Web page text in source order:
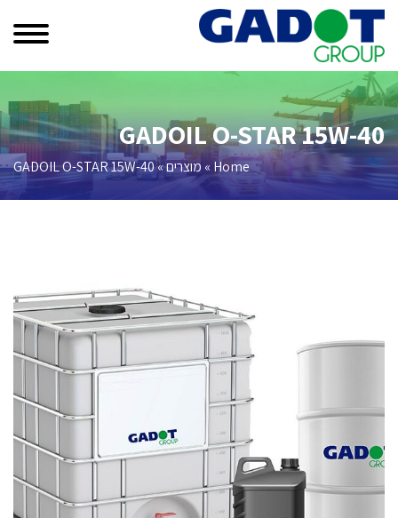
GADOIL O-STAR 15W-40
Home
» מוצרים»
GADOIL O-STAR 15W-40